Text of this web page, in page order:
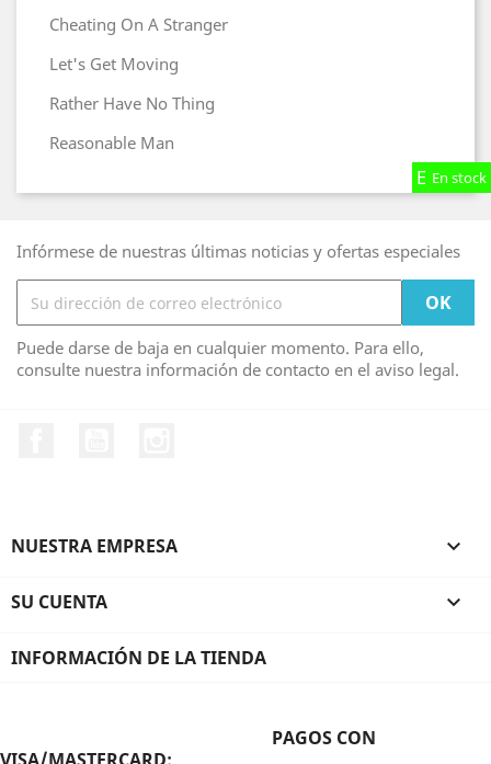
En stock
En stock
En stock
Cheating On A Stranger
Let's Get Moving
Rather Have No Thing
Reasonable Man
Infórmese de nuestras últimas noticias y ofertas especiales
Puede darse de baja en cualquier momento. Para ello,
consulte nuestra información de contacto en el aviso legal.
NUESTRA EMPRESA 
SU CUENTA 
INFORMACIÓN DE LA TIENDA
PAGOS CON